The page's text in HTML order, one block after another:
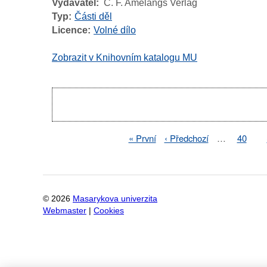
Vydavatel
C. F. Amelangs Verlag
Typ
Části děl
Licence Volné dílo
Zobrazit v Knihovním katalogu MU
First
« První
Previous
‹ Předchozí … Page
40
© 2026 Masarykova univerzita
Webmaster
Cookies